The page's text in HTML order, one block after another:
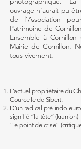
ouvrage n’aurait pu
de l’Association
Patrimoine de
Ensemble à
Mairie de Cornillon.
tous vivement.
L’actuel propriétaire du
Courcelle de Sibert.
D’un radical pré-indo-
signifié “la tête” (kranion)
“le point de crise”